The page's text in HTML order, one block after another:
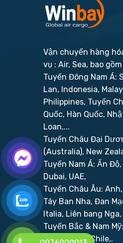
Vận chuyển hàng
vụ : Air, Sea, bao
Tuyến Đông Nam Á:
Lan, Indonesia,
Philippines, Tuyến
Quốc, Hàn Quốc,
Loan,...
Tuyến Châu Đại
(Australia), New
Tuyến Nam Á: Ấn
Dubai, UAE,
Tuyến Châu Âu:
Tây Ban Nha, Đan
Italia, Liên bang Nga,
Tuyến Bắc & Nam
Brazil, Peru, Chile,.